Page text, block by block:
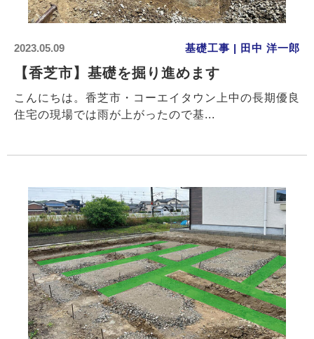
2023.05.09 基礎工事 | 田中 洋一郎
【香芝市】基礎を掘り進めます
こんにちは。香芝市・コーエイタウン上中の長期優良
住宅の現場では雨が上がったので基...